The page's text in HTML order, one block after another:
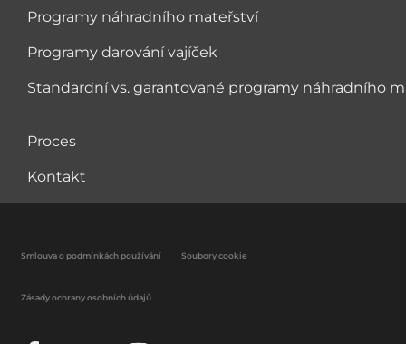
Programy náhradního mateřství
Programy darování vajíček
Standardní vs. garantované programy náhradního
Proces
Kontakt
Smlouva o podmínkách používání Soubory cookie
Zásady ochrany osobních údajů